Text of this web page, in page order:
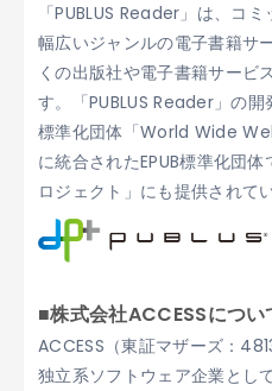
「PUBLUS Reader」は、コ
幅広いジャンルの電子書籍サ
くの出版社や電子書籍サービ
す。「PUBLUS Reader」の
標準化団体「World Wide
に統合されたEPUB標準化団
ロジェクト」にも提供されて
■株式会社ACCESSについ
ACCESS（東証マザーズ：
独立系ソフトウェア企業とし